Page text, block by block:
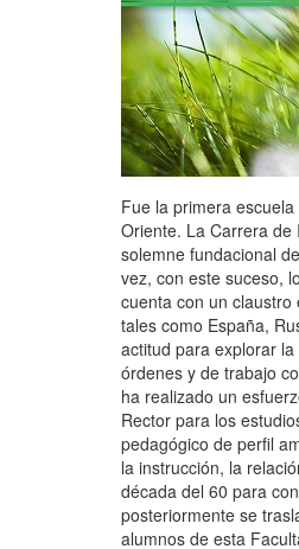
Fue la primera
Oriente. La Carrera
solemne fundacional
vez, con este suceso,
cuenta con un
tales como España,
actitud para explorar
órdenes y de trabajo
ha realizado un
Rector para los
pedagógico de perfil
la instrucción, la
década del 60 para
posteriormente se
alumnos de esta